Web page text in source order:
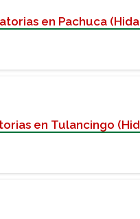
en Pachuca
en Tulancingo